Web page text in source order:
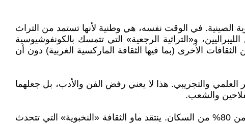
الصينية. في الوقت نفسه، هي وطنية لأنها تستمد من التراث
و«التراثية الرجعية» التي تتمسك بالكونفوشيوسية
الأخرى (بما فيها الثقافة الماركسية الغربية) دون أن
العلمي والتجريبي. هذا لا يعني رفض الفن والأدب، بل جعلهما
والشعب.
هذه هي الخاصية الأكثر تميزًا. الثقافة الجديدة يجب أن تكون في خدمة الجماهير، وخاصة الفلاحين الذين يشكلون أكثر من 80% من السكان. ينتقد ماو الثقافة «النخبوية» التي تتحدث